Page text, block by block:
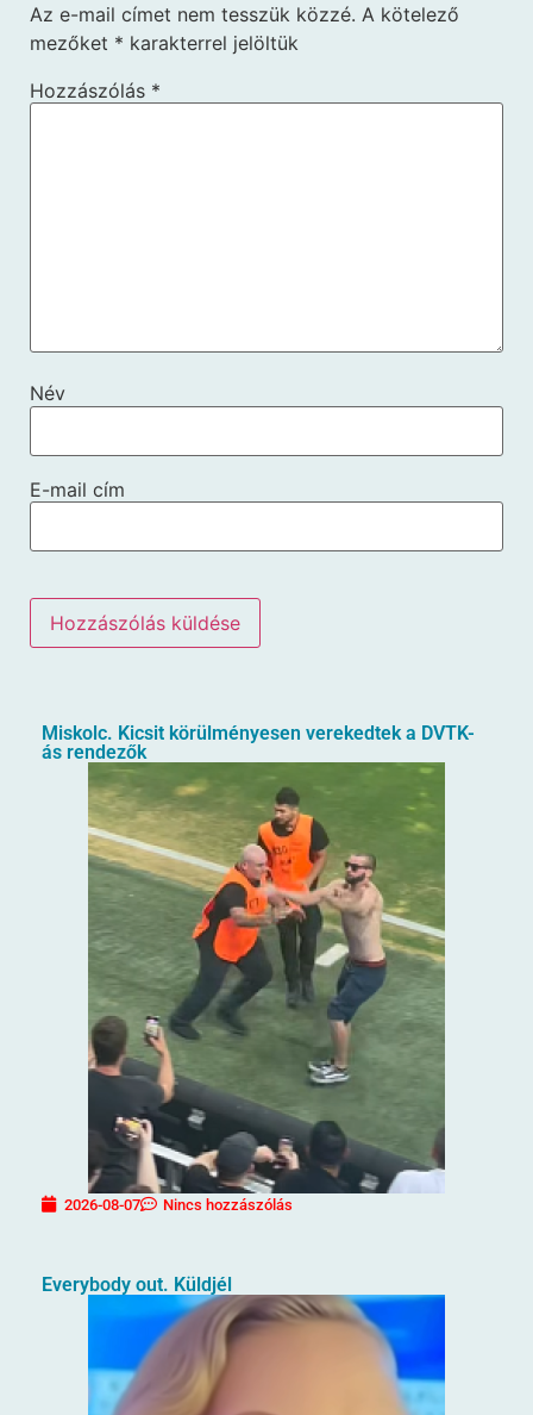
Az e-mail címet nem tesszük közzé. A kötelező
mezőket * karakterrel jelöltük
Hozzászólás *
Név
E-mail cím
Miskolc. Kicsit körülményesen verekedtek a DVTK-
ás rendezők
2026-08-07 Nincs hozzászólás
Everybody out. Küldjél